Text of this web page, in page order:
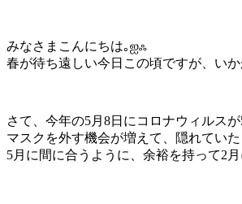
みなさまこんにちは｡ஐஃ
春が待ち遠しい今日この頃ですが、い
さて、今年の5月8日にコロナウィルス
マスクを外す機会が増えて、隠れてい
5月に間に合うように、余裕を持って2